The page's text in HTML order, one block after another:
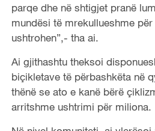
parqe dhe në shtigjet pranë
mundësi të mrekullueshme
ushtrohen”,- tha ai.
Ai gjithashtu theksoi
biçikletave të përbashkëta në
thënë se ato e kanë bërë
arritshme ushtrimi për miliona.